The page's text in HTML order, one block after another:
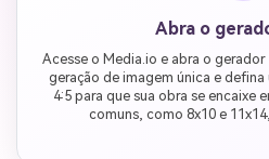
Abra o
Acesse o Media.io e abra o gerador
geração de imagem única e
4:5 para que sua obra se encaixe
comuns, como 8x10 e